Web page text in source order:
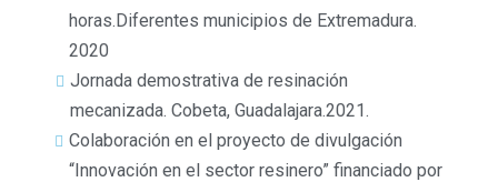
horas.Diferentes municipios de Extremadura.
2020
Jornada demostrativa de resinación
mecanizada. Cobeta, Guadalajara.2021.
Colaboración en el proyecto de divulgación
“Innovación en el sector resinero” financiado por